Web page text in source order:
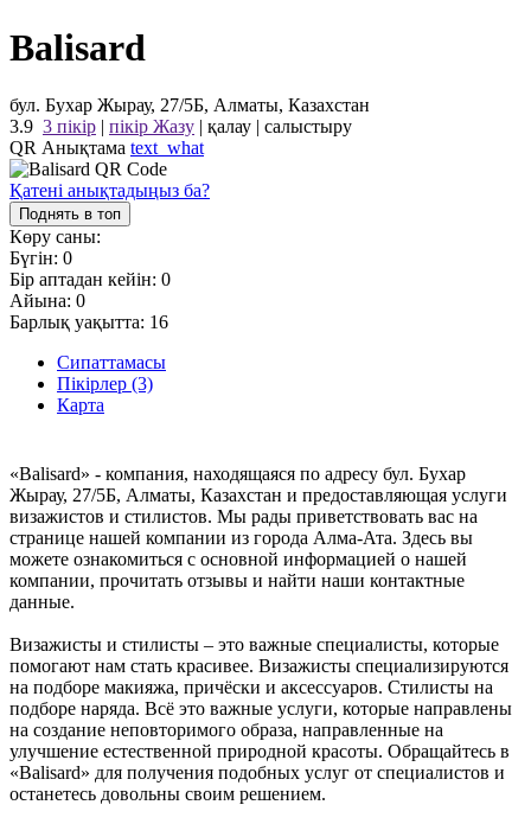
Balisard
бул. Бухар Жырау, 27/5Б, Алматы, Казахстан
3.9 3 пікір | пікір Жазу | қалау | салыстыру
QR Анықтама text_what
Қатені анықтадыңыз ба?
Поднять в топ
Көру саны:
Бүгін: 0
Бір аптадан кейін: 0
Айына: 0
Барлық уақытта: 16
Сипаттамасы
Пікірлер (3)
Карта
«Balisard» - компания, находящаяся по адресу бул. Бухар
Жырау, 27/5Б, Алматы, Казахстан и предоставляющая услуги
визажистов и стилистов. Мы рады приветствовать вас на
странице нашей компании из города Алма-Ата. Здесь вы
можете ознакомиться с основной информацией о нашей
компании, прочитать отзывы и найти наши контактные
данные.
Визажисты и стилисты – это важные специалисты, которые
помогают нам стать красивее. Визажисты специализируются
на подборе макияжа, причёски и аксессуаров. Стилисты на
подборе наряда. Всё это важные услуги, которые направлены
на создание неповторимого образа, направленные на
улучшение естественной природной красоты. Обращайтесь в
«Balisard» для получения подобных услуг от специалистов и
останетесь довольны своим решением.